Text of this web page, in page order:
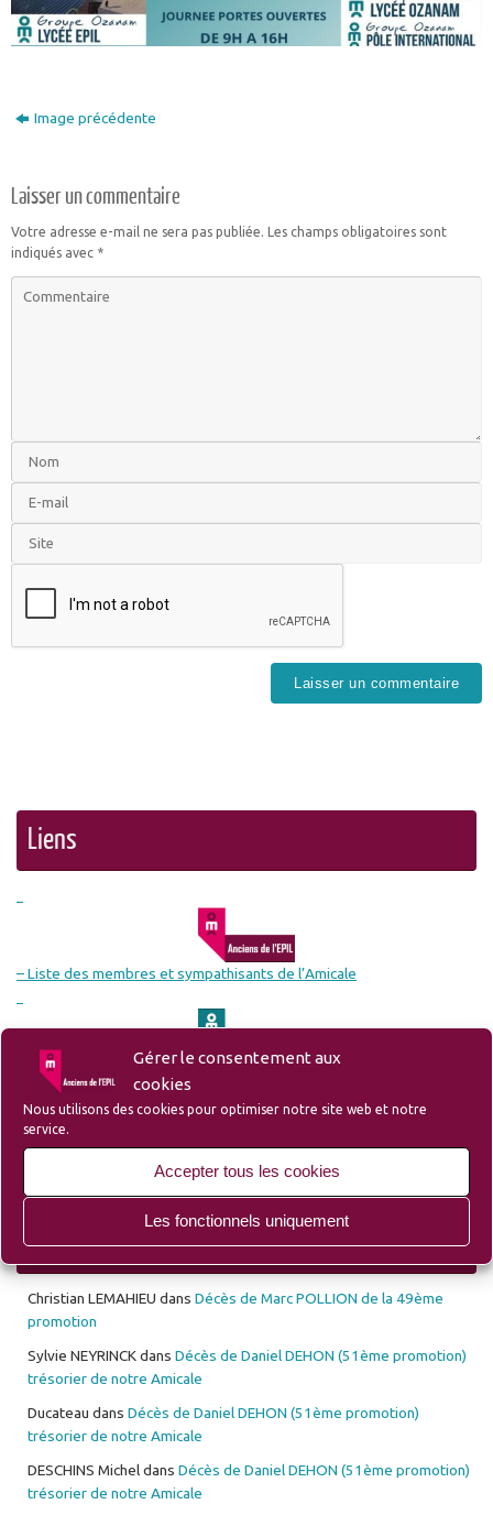
Gérer le consentement aux
cookies
Nous utilisons des cookies pour optimiser notre site web et notre
service.
Accepter tous les cookies
Les fonctionnels uniquement
Image précédente
Laisser un commentaire
Votre adresse e-mail ne sera pas publiée. Les champs obligatoires sont
indiqués avec *
Liens
– Liste des membres et sympathisants de l’Amicale
– Site du Groupe Ozanam-EPIL-Campus
– Site Lille d’Antan (Ecole des Mécaniciens avant l’EPIL)
Les 10 derniers commentaires déposés
Christian LEMAHIEU dans Décès de Marc POLLION de la 49ème
promotion
Sylvie NEYRINCKdans Décès de Daniel DEHON (51ème promotion)
trésorier de notre Amicale
Ducateau dans Décès de Daniel DEHON (51ème promotion)
trésorier de notre Amicale
DESCHINS Micheldans Décès de Daniel DEHON (51ème promotion)
trésorier de notre Amicale